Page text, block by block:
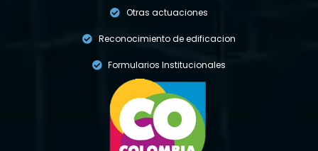
Otras actuaciones
Reconocimiento de edificacion
Formularios Institucionales